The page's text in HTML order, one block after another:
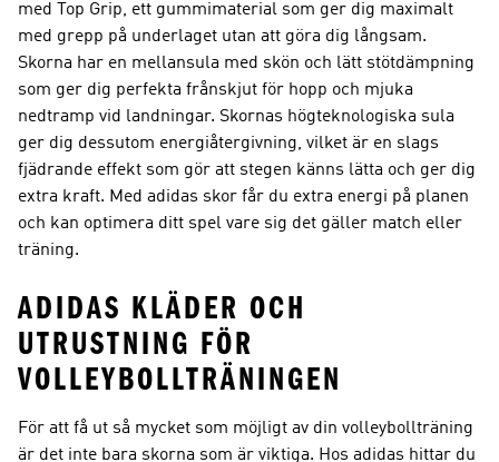
med Top Grip, ett gummimaterial som ger dig maximalt
med grepp på underlaget utan att göra dig långsam.
Skorna har en mellansula med skön och lätt stötdämpning
som ger dig perfekta frånskjut för hopp och mjuka
nedtramp vid landningar. Skornas högteknologiska sula
ger dig dessutom energiåtergivning, vilket är en slags
fjädrande effekt som gör att stegen känns lätta och ger dig
extra kraft. Med adidas skor får du extra energi på planen
och kan optimera ditt spel vare sig det gäller match eller
träning.
ADIDAS KLÄDER OCH
UTRUSTNING FÖR
VOLLEYBOLLTRÄNINGEN
För att få ut så mycket som möjligt av din volleybollträning
är det inte bara skorna som är viktiga. Hos adidas hittar du